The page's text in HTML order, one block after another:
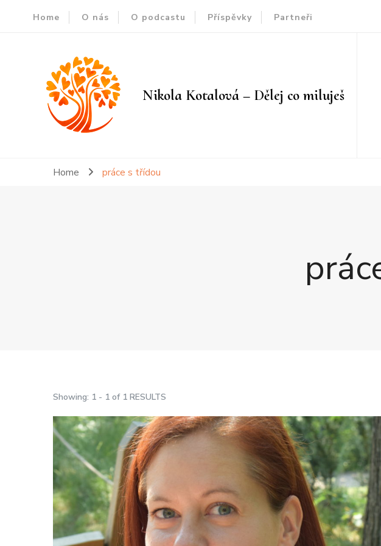
Home O nás O podcastu Příspěvky Partneři
Nikola Kotalová – Dělej co miluješ
Home práce s třídou
Showing: 1 - 1 of 1 RESULTS